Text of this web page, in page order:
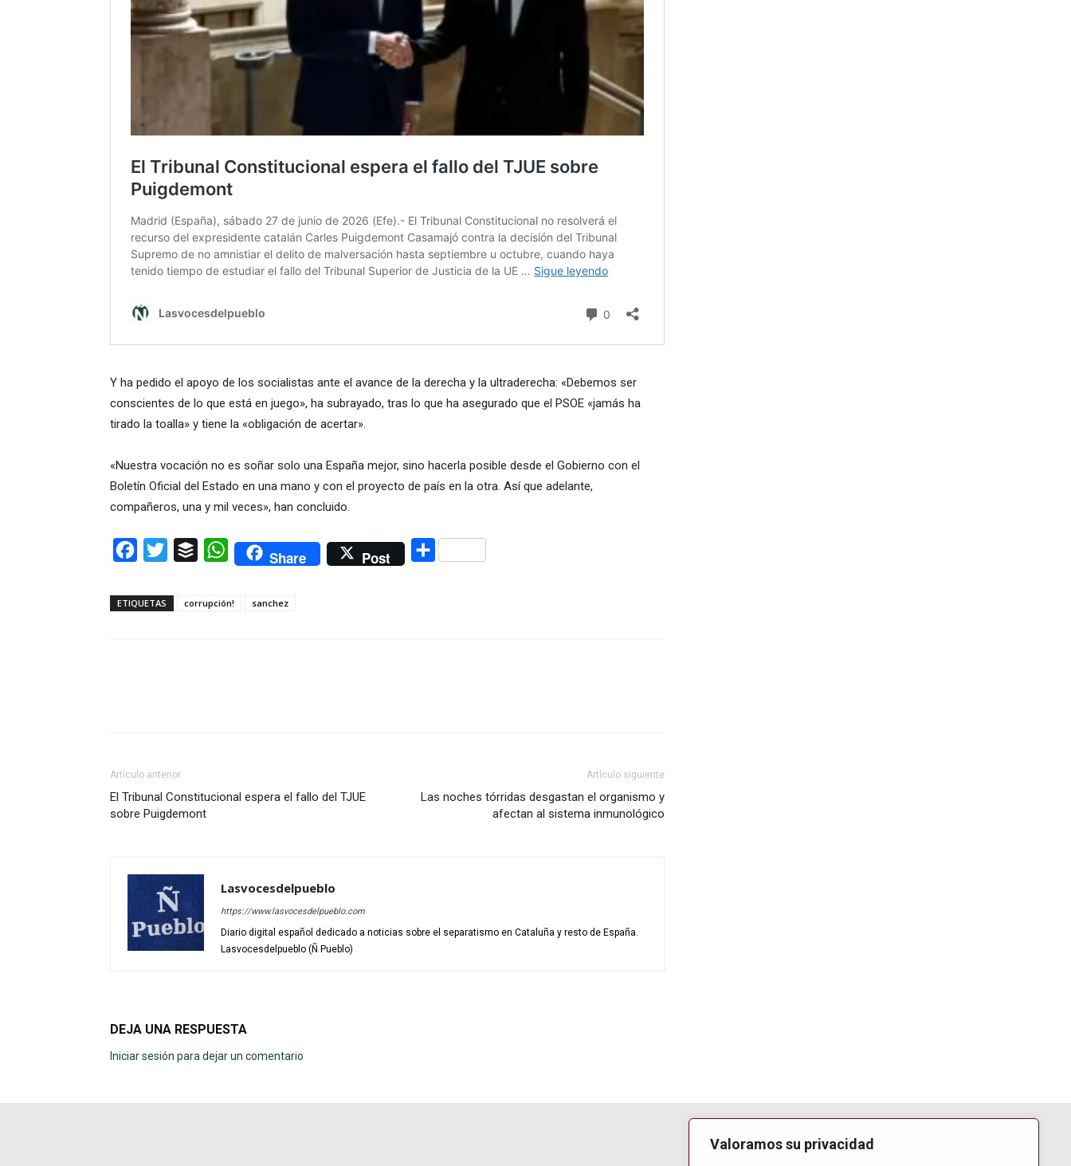
Valoramos su privacidad
Y ha pedido el apoyo de los socialistas ante el avance de la derecha y la ultraderecha: «Debemos ser
conscientes de lo que está en juego», ha subrayado, tras lo que ha asegurado que el PSOE «jamás ha
tirado la toalla» y tiene la «obligación de acertar».
«Nuestra vocación no es soñar solo una España mejor, sino hacerla posible desde el Gobierno con el
Boletín Oficial del Estado en una mano y con el proyecto de país en la otra. Así que adelante,
compañeros, una y mil veces», han concluido.
Facebook
Twitter Buffer WhatsAppShare Post Compartir
ETIQUETAS corrupción! sanchez
Artículo anterior
El Tribunal Constitucional espera el fallo del TJUE
sobre Puigdemont
Artículo siguiente
Las noches tórridas desgastan el organismo y
afectan al sistema inmunológico
Lasvocesdelpueblo
https://www.lasvocesdelpueblo.com
Diario digital español dedicado a noticias sobre el separatismo en Cataluña y resto de España.
Lasvocesdelpueblo (Ñ Pueblo)
DEJA UNA RESPUESTA
Iniciar sesión para dejar un comentario